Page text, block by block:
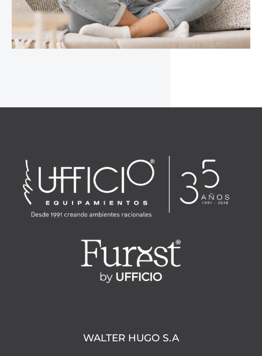
WALTER HUGO S.A